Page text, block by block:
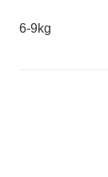
6-9kg